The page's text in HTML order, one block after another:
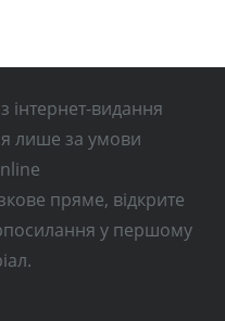
інтернет-видання
лише за умови
пряме, відкрите
у першому